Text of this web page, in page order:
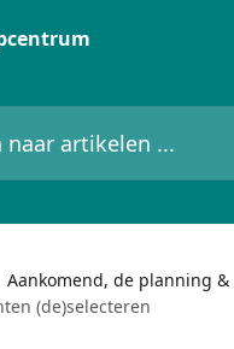
...
Aankomend, de planning
(de)selecteren